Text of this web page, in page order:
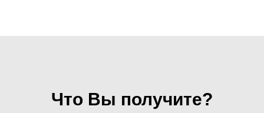
Что Вы получите?